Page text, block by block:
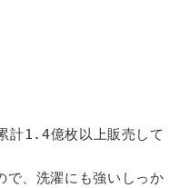
1.4億枚以上販売して
、洗濯にも強いしっか